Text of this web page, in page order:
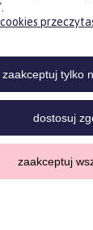
Sklep
zaakceptuj tylko
dostosuj
zaakceptuj
rabatu na